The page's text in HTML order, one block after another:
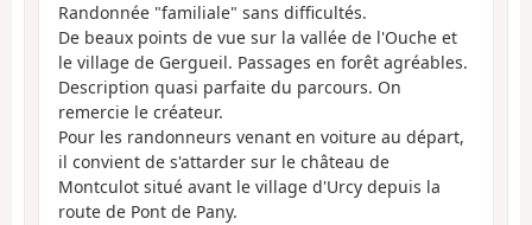
Randonnée "familiale" sans difficultés.
De beaux points de vue sur la vallée de l'Ouche et
le village de Gergueil. Passages en forêt agréables.
Description quasi parfaite du parcours. On
remercie le créateur.
Pour les randonneurs venant en voiture au départ,
il convient de s'attarder sur le château de
Montculot situé avant le village d'Urcy depuis la
route de Pont de Pany.